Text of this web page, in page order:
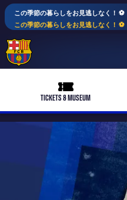
この季節の暮らしをお見逃しなく！ ⚽️
この季節の暮らしをお見逃しなく！ ⚽️
ticket-full
TICKETS & MUSEUM
PLUSICON
LABEL.ARIA.PLUS
トップチーム